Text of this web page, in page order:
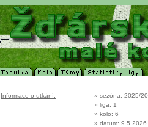
Informace o utkání:
» sezóna: 2025/
» liga: 1
» kolo: 6
» datum: 9.5.2026